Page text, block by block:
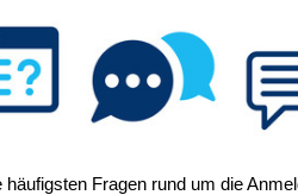
Fragen rund um die